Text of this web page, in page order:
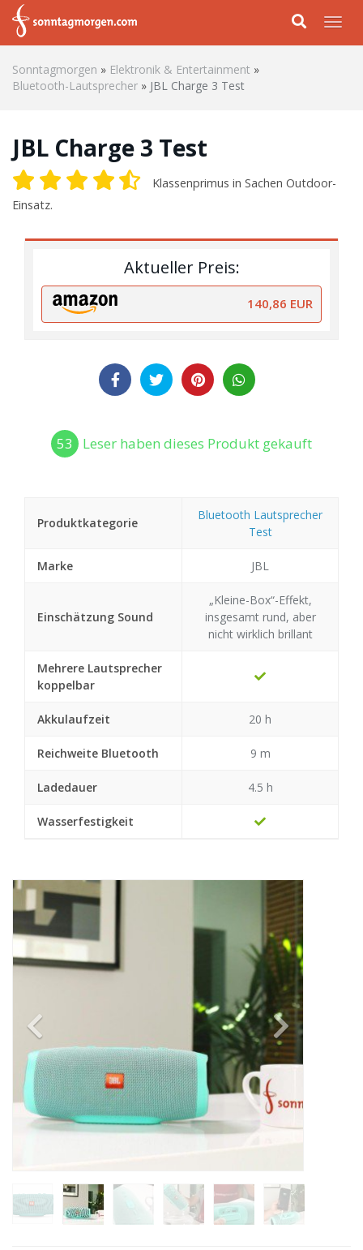
Skip to main content
Sonntagmorgen » Elektronik & Entertainment »
Bluetooth-Lautsprecher » JBL Charge 3 Test
JBL Charge 3 Test
Klassenprimus in Sachen Outdoor-
Einsatz.
Aktueller Preis:
140,86 EUR
53 Leser haben dieses Produkt gekauft
Produktkategorie
Bluetooth Lautsprecher
Test
Marke JBL
Einschätzung Sound
„Kleine-Box“-Effekt,
insgesamt rund, aber
nicht wirklich brillant
Mehrere Lautsprecher
koppelbar
Akkulaufzeit 20 h
Reichweite Bluetooth 9 m
Ladedauer 4.5 h
Wasserfestigkeit
Previous Next